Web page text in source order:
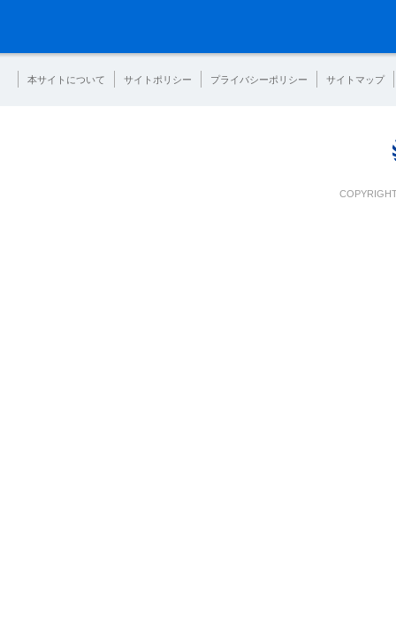
本サイトについて サイトポリシー プライバシーポリシー サイトマップ